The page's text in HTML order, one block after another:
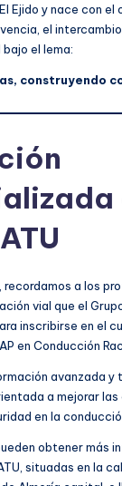
Ejido y nace con el
el
el lema:
construyendo
recordamos a los
vial que el
inscribirse en el
en Conducción
avanzada y
a mejorar
en la
obtener más
situadas en la